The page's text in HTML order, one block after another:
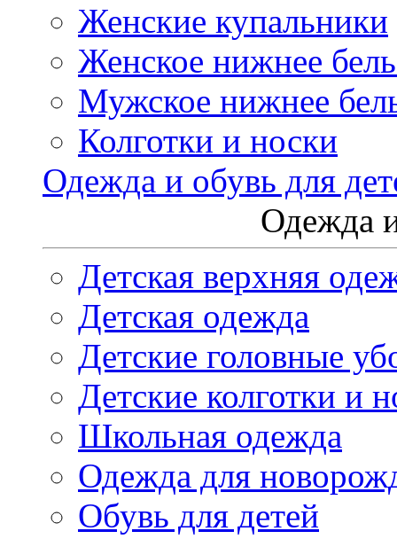
Женские купальники
Женское нижнее
Мужское нижнее
Колготки и носки
Одежда и обувь для
Одежда
Детская верхняя
Детская одежда
Детские головные
Детские колготки и
Школьная одежда
Одежда для
Обувь для детей